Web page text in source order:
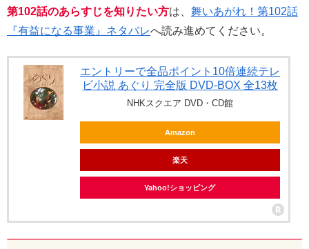
第102話のあらすじを知りたい方は、 舞いあがれ！第102話
『有益になる事業』ネタバレへ読み進めてください。
エントリーで全品ポイント10倍連続テレ
ビ小説 あぐり 完全版 DVD-BOX 全13枚
NHKスクエア DVD・CD館
Amazon
楽天
Yahoo!ショッピング